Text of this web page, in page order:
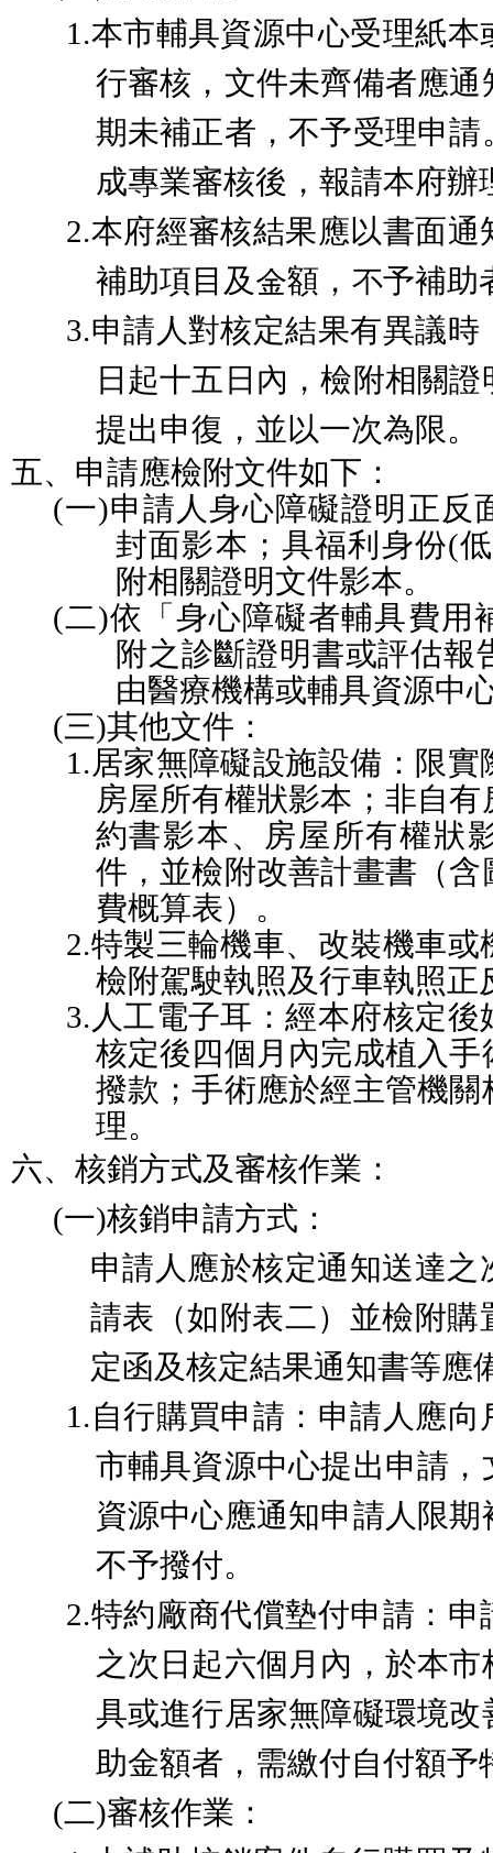
1.本市輔具資源中心受理紙
行審核，文件未齊備者應
期未補正者，不予受理申
成專業審核後，報請本府辦
2.本府經審核結果應以書面通
補助項目及金額，不予補助
3.申請人對核定結果有異議
日起十五日內，檢附相關
提出申復，並以一次為限。
五、 申請應檢附文件如下：
(一)申請人身心障礙證明正反
封面影本；具福利身份(
附相關證明文件影本。
(二)依「身心障礙者輔具費用
附之診斷證明書或評估報
由醫療機構或輔具資源中
(三)其他文件：
1.居家無障礙設施設備：限
房屋所有權狀影本；非自
約書影本、房屋所有權狀
件，並檢附改善計畫書（
費概算表）。
2.特製三輪機車、改裝機車
檢附駕駛執照及行車執照正
3. 人工電子耳：經本府核定
核定後四個月內完成植入
撥款；手術應於經主管機
理。
六、 核銷方式及審核作業：
(一)核銷申請方式：
申請人應於核定通知送達之
請表（如附表二）並檢附購
定函及核定結果通知書等應
1.自行購買申請： 申請人應向
市輔具資源中心提出申請
資源中心應通知申請人限
不予撥付。
2.特約廠商代償墊付申請：
之次日起六個月內，於本
具或進行居家無障礙環境
助金額者，需繳付自付額予
(二)審核作業：